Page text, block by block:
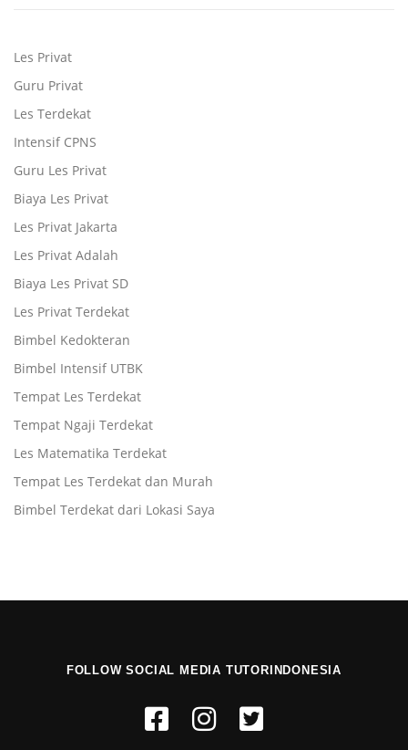
Les Privat
Guru Privat
Les Terdekat
Intensif CPNS
Guru Les Privat
Biaya Les Privat
Les Privat Jakarta
Les Privat Adalah
Biaya Les Privat SD
Les Privat Terdekat
Bimbel Kedokteran
Bimbel Intensif UTBK
Tempat Les Terdekat
Tempat Ngaji Terdekat
Les Matematika Terdekat
Tempat Les Terdekat dan Murah
Bimbel Terdekat dari Lokasi Saya
FOLLOW SOCIAL MEDIA TUTORINDONESIA